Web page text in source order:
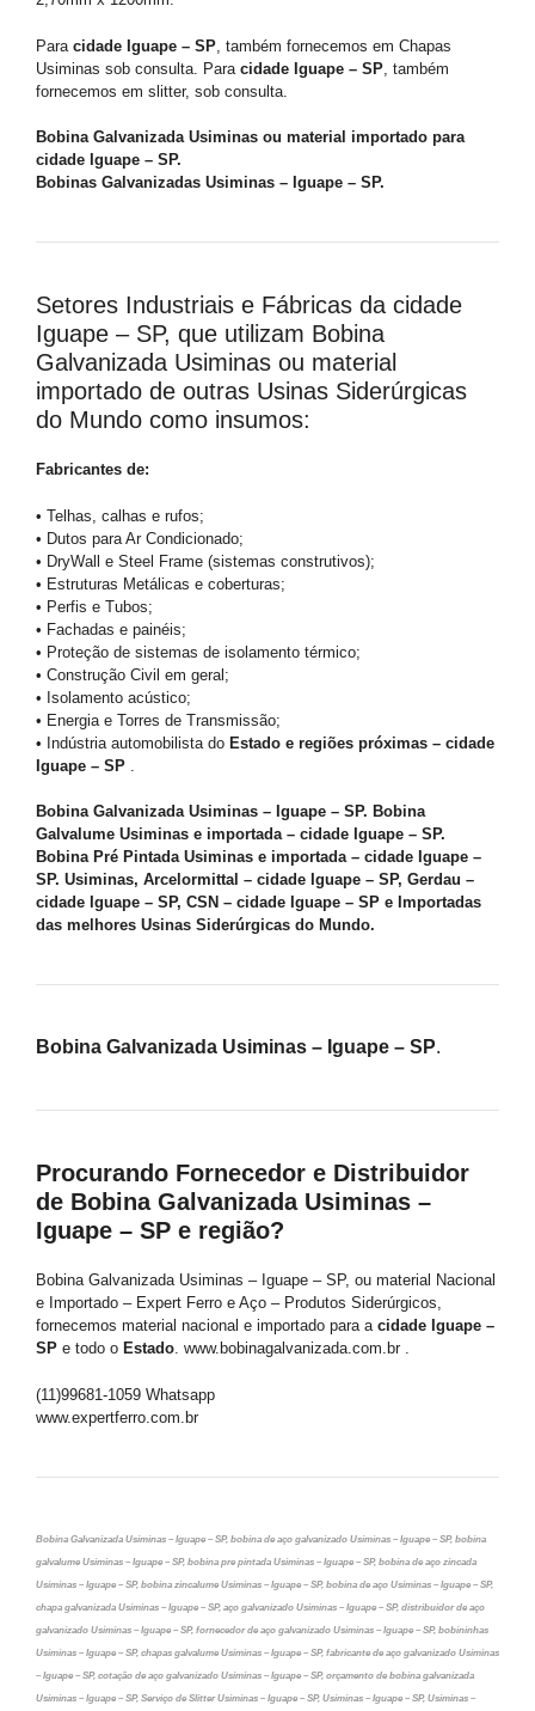
Para cidade Iguape – SP , também fornecemos em Chapas
Usiminas sob consulta. Para cidade Iguape – SP , também
fornecemos em slitter, sob consulta.
Bobina Galvanizada Usiminas ou material importado para
cidade Iguape – SP.
Bobinas Galvanizadas Usiminas – Iguape – SP.
Setores Industriais e Fábricas da cidade
Iguape – SP, que utilizam Bobina
Galvanizada Usiminas ou material
importado de outras Usinas Siderúrgicas
do Mundo como insumos:
Fabricantes de:
• Telhas, calhas e rufos;
• Dutos para Ar Condicionado;
• DryWall e Steel Frame (sistemas construtivos);
• Estruturas Metálicas e coberturas;
• Perfis e Tubos;
• Fachadas e painéis;
• Proteção de sistemas de isolamento térmico;
• Construção Civil em geral;
• Isolamento acústico;
• Energia e Torres de Transmissão;
• Indústria automobilista do Estado e regiões próximas – cidade
Iguape – SP
Bobina Galvanizada Usiminas – Iguape – SP. Bobina
Galvalume Usiminas e importada – cidade Iguape – SP.
Bobina Pré Pintada Usiminas e importada – cidade Iguape –
SP. Usiminas, Arcelormittal – cidade Iguape – SP, Gerdau –
cidade Iguape – SP, CSN – cidade Iguape – SP e Importadas
das melhores Usinas Siderúrgicas do Mundo.
Bobina Galvanizada Usiminas – Iguape – SP.
Procurando Fornecedor e Distribuidor
de Bobina Galvanizada Usiminas –
Iguape – SP e região?
Bobina Galvanizada Usiminas – Iguape – SP, ou material Nacional
e Importado – Expert Ferro e Aço – Produtos Siderúrgicos,
fornecemos material nacional e importado para a cidade Iguape –
SP e todo o Estado. www.bobinagalvanizada.com.br .
(11)99681-1059 Whatsapp
www.expertferro.com.br
Bobina Galvanizada Usiminas – Iguape – SP, bobina de aço galvanizado Usiminas – Iguape – SP, bobina
galvalume Usiminas – Iguape – SP, bobina pre pintada Usiminas – Iguape – SP, bobina de aço zincada
Usiminas – Iguape – SP, bobina zincalume Usiminas – Iguape – SP, bobina de aço Usiminas – Iguape – SP,
chapa galvanizada Usiminas – Iguape – SP, aço galvanizado Usiminas – Iguape – SP, distribuidor de aço
galvanizado Usiminas – Iguape – SP, fornecedor de aço galvanizado Usiminas – Iguape – SP, bobininhas
Usiminas – Iguape – SP, chapas galvalume Usiminas – Iguape – SP, fabricante de aço galvanizado Usiminas
– Iguape – SP, cotação de aço galvanizado Usiminas – Iguape – SP, orçamento de bobina galvanizada
Usiminas – Iguape – SP, Serviço de Slitter Usiminas – Iguape – SP, Usiminas – Iguape – SP, Usiminas –